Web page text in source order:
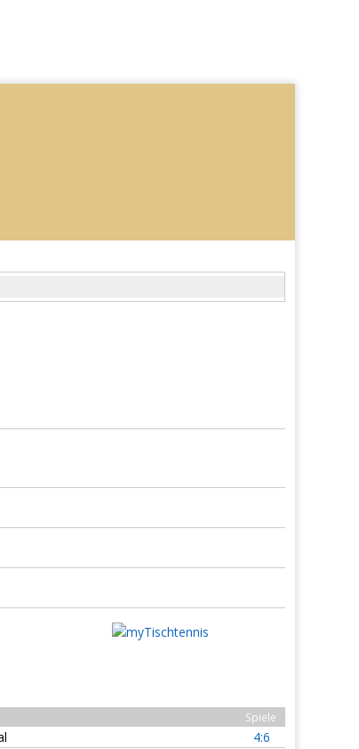
Spiele
4:6